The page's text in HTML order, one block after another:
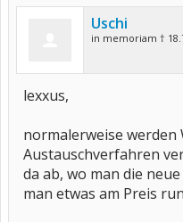
Uschi
in memoriam †
lexxus,
normalerweise werden
Austauschverfahren
da ab, wo man die
man etwas am Preis